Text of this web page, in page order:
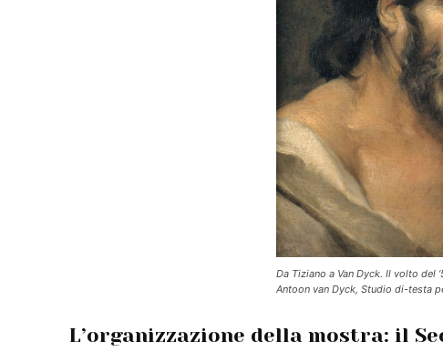
Da Tiziano a Van Dyck. Il volto del
Antoon van Dyck, Studio di-testa
L’organizzazione della mostra: il